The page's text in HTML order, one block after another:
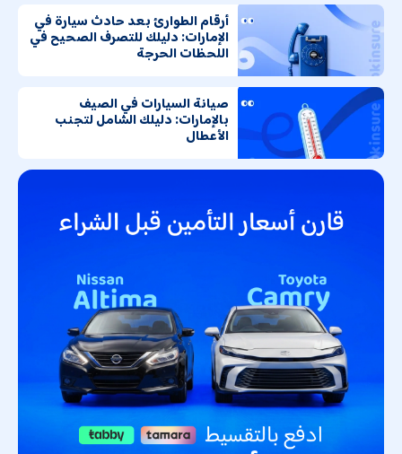
أرقام الطوارئ بعد حادث سيارة في
الإمارات: دليلك للتصرف الصحيح في
اللحظات الحرجة
صيانة السيارات في الصيف
بالإمارات: دليلك الشامل لتجنب
الأعطال